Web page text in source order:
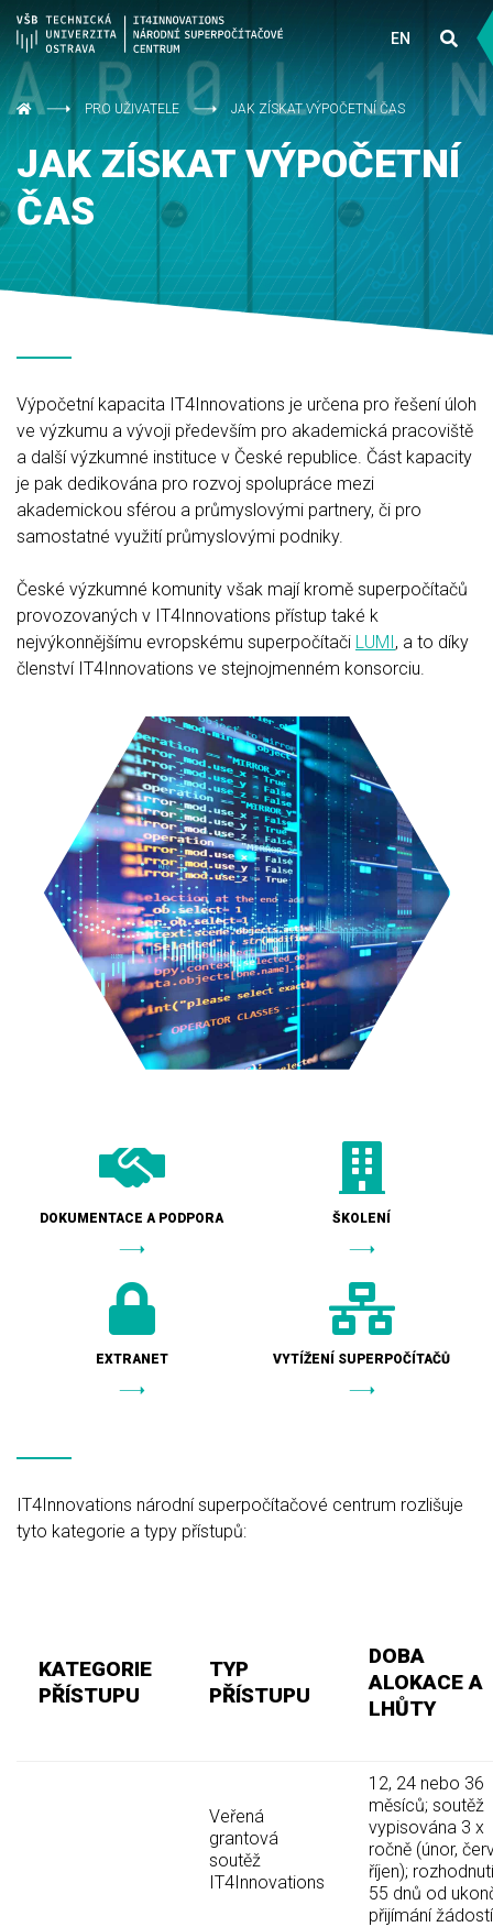
EN
PRO UŽIVATELE JAK ZÍSKAT VÝPOČETNÍ ČAS
JAK ZÍSKAT VÝPOČETNÍ
ČAS
Výpočetní kapacita IT4Innovations je určena pro řešení úloh
ve výzkumu a vývoji především pro akademická pracoviště
a další výzkumné instituce v České republice. Část kapacity
je pak dedikována pro rozvoj spolupráce mezi
akademickou sférou a průmyslovými partnery, či pro
samostatné využití průmyslovými podniky.
České výzkumné komunity však mají kromě superpočítačů
provozovaných v IT4Innovations přístup také k
nejvýkonnějšímu evropskému superpočítači LUMI, a to díky
členství IT4Innovations ve stejnojmenném konsorciu.
DOKUMENTACE A PODPORA ŠKOLENÍ
EXTRANET VYTÍŽENÍ SUPERPOČÍTAČŮ
IT4Innovations národní superpočítačové centrum rozlišuje
tyto kategorie a typy přístupů:
KATEGORIE
PŘÍSTUPU
TYP
PŘÍSTUPU
DOBA
ALOKACE A
LHŮTY
Veřená
grantová
soutěž
IT4Innovations
12, 24 nebo 36
měsíců; soutěž
vypisována 3 x
ročně (únor,
říjen);
55 dnů od
přijímání žádostí